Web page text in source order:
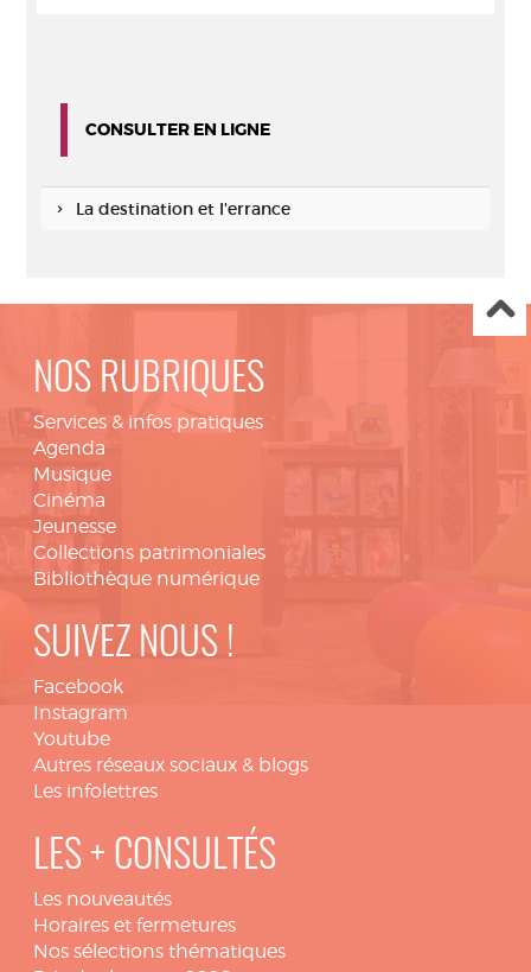
CONSULTER EN LIGNE
La destination et l'errance
NOS RUBRIQUES
Services & infos pratiques
Agenda
Musique
Cinéma
Jeunesse
Collections patrimoniales
Bibliothèque numérique
SUIVEZ NOUS !
Facebook
Instagram
Youtube
Autres réseaux sociaux & blogs
Les infolettres
LES + CONSULTÉS
Les nouveautés
Horaires et fermetures
Nos sélections thématiques